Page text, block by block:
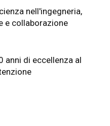
nell'ingegneria,
e collaborazione
anni di eccellenza al